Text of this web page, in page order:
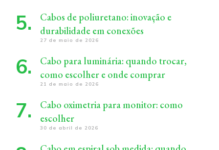
Cabos de poliuretano: inovação e
durabilidade em conexões
27 de maio de 2026
Cabo para luminária: quando trocar,
como escolher e onde comprar
21 de maio de 2026
Cabo oximetria para monitor: como
escolher
30 de abril de 2026